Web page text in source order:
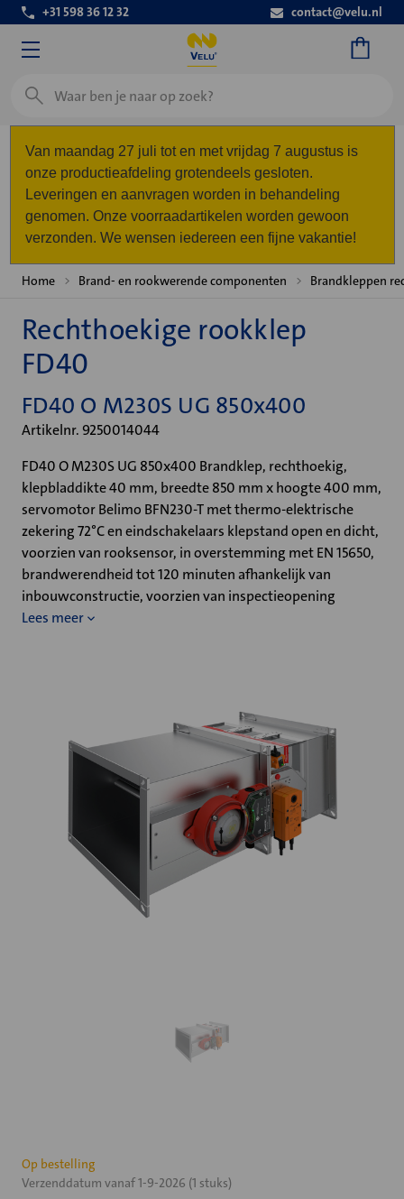
+31 598 36 12 32 contact@velu.nl
Zoeken
Van maandag 27 juli tot en met vrijdag 7 augustus is
onze productieafdeling grotendeels gesloten.
Leveringen en aanvragen worden in behandeling
genomen. Onze voorraadartikelen worden gewoon
verzonden. We wensen iedereen een fijne vakantie!
Home Brand- en rookwerende componenten Brandkleppen
Rechthoekige rookklep
FD40
FD40 O M230S UG 850x400
Artikelnr. 9250014044
FD40 O M230S UG 850x400 Brandklep, rechthoekig,
klepbladdikte 40 mm, breedte 850 mm x hoogte 400 mm,
servomotor Belimo BFN230-T met thermo-elektrische
zekering 72°C en eindschakelaars klepstand open en dicht,
voorzien van rooksensor, in overstemming met EN 15650,
brandwerendheid tot 120 minuten afhankelijk van
inbouwconstructie, voorzien van inspectieopening
Lees meer
Huidige
voorraad:
Op bestelling
Verzenddatum vanaf 1-9-2026 (1 stuks)